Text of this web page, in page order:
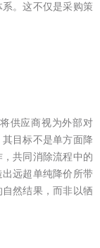
。这不仅是采购策
供应商视为外部对
目标不是单方面降
共同消除流程中的
远超单纯降价所带
然结果，而非以牺